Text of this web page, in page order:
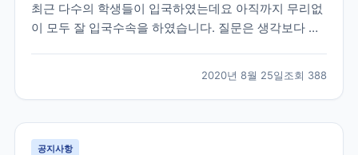
최근 다수의 학생들이 입국하였는데요 아직까지 무리없
이 모두 잘 입국수속을 하였습니다. 질문은 생각보다 많
가 많았습니다. 먼저 가장 궁금해 하시는 캐나다 입국 심
사 질문들은 대략 아래와 같습니다. 영어로 간단히 번역
을...
2020년 8월 25일조회 388
공지사항